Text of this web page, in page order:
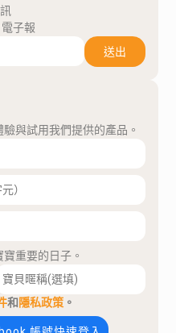
子報
送出
與試用我們提供的產品。
重要的日子。
和隱私政策 。